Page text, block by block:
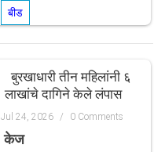
बीड
बुरखाधारी तीन महिलांनी ६
लाखांचे दागिने केले लंपास
Jul 24, 2026 / 0 Comments
केज